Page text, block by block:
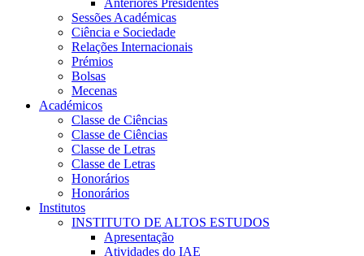
Sessões Académicas
Ciência e Sociedade
Relações Internacionais
Prémios
Bolsas
Mecenas
Académicos
Classe de Ciências
Classe de Ciências
Classe de Letras
Classe de Letras
Honorários
Honorários
Institutos
INSTITUTO DE ALTOS ESTUDOS
Apresentação
Atividades do IAE